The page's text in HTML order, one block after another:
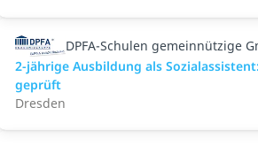
DPFA-Schulen gemeinnützige
2-jährige Ausbildung als
geprüft
Dresden